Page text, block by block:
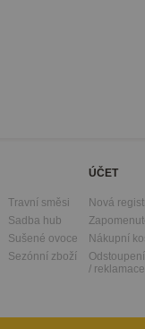
ÚČET
Travní směsi
Sadba hub
Sušené ovoce
Sezónní zboží
Nová
Nákupní
/ reklamace